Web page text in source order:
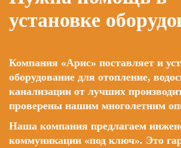
установке
Компания «Арис» поставляет и
оборудование для отопление,
канализации от лучших
проверены нашим многолетним
Наша компания предлагаем
коммуникации «под ключ». Это